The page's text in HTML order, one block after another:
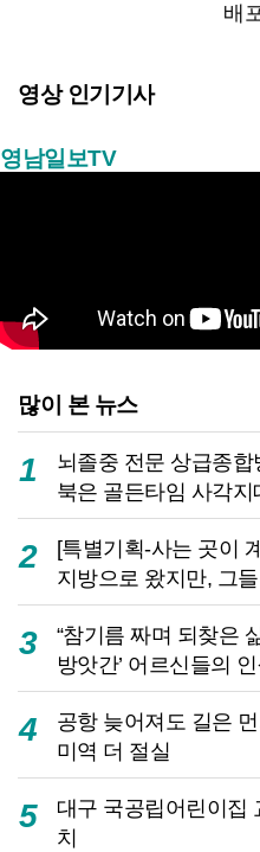
배
영상 인기기사
영남일보TV
많이 본 뉴스
1
뇌졸중 전문 상급종
북은 골든타임 사각지
2
[특별기획-사는 곳이
지방으로 왔지만, 그
3
“참기름 짜며 되찾은
방앗간’ 어르신들의
4
공항 늦어져도 길은
미역 더 절실
5
대구 국공립어린이집
치